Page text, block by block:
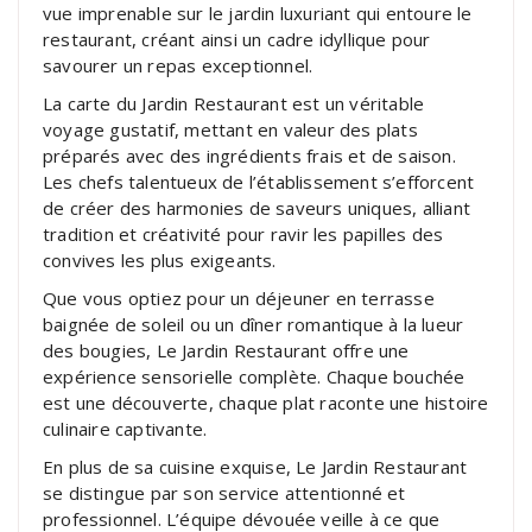
vue imprenable sur le jardin luxuriant qui entoure le
restaurant, créant ainsi un cadre idyllique pour
savourer un repas exceptionnel.
La carte du Jardin Restaurant est un véritable
voyage gustatif, mettant en valeur des plats
préparés avec des ingrédients frais et de saison.
Les chefs talentueux de l’établissement s’efforcent
de créer des harmonies de saveurs uniques, alliant
tradition et créativité pour ravir les papilles des
convives les plus exigeants.
Que vous optiez pour un déjeuner en terrasse
baignée de soleil ou un dîner romantique à la lueur
des bougies, Le Jardin Restaurant offre une
expérience sensorielle complète. Chaque bouchée
est une découverte, chaque plat raconte une histoire
culinaire captivante.
En plus de sa cuisine exquise, Le Jardin Restaurant
se distingue par son service attentionné et
professionnel. L’équipe dévouée veille à ce que